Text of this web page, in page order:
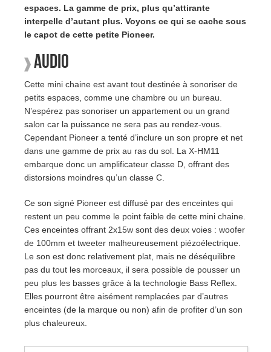
espaces. La gamme de prix, plus qu’attirante
interpelle d’autant plus. Voyons ce qui se cache sous
le capot de cette petite Pioneer.
Audio
Cette mini chaine est avant tout destinée à sonoriser de
petits espaces, comme une chambre ou un bureau.
N’espérez pas sonoriser un appartement ou un grand
salon car la puissance ne sera pas au rendez-vous.
Cependant Pioneer a tenté d’inclure un son propre et net
dans une gamme de prix au ras du sol. La X-HM11
embarque donc un amplificateur classe D, offrant des
distorsions moindres qu’un classe C.
Ce son signé Pioneer est diffusé par des enceintes qui
restent un peu comme le point faible de cette mini chaine.
Ces enceintes offrant 2x15w sont des deux voies : woofer
de 100mm et tweeter malheureusement piézoélectrique.
Le son est donc relativement plat, mais ne déséquilibre
pas du tout les morceaux, il sera possible de pousser un
peu plus les basses grâce à la technologie Bass Reflex.
Elles pourront être aisément remplacées par d’autres
enceintes (de la marque ou non) afin de profiter d’un son
plus chaleureux.